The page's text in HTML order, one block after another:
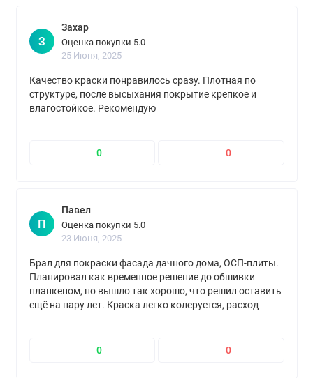
З
Захар
Оценка покупки 5.0
25 Июня, 2025
Качество краски понравилось сразу. Плотная по
структуре, после высыхания покрытие крепкое и
влагостойкое. Рекомендую
0 0
П
Павел
Оценка покупки 5.0
23 Июня, 2025
Брал для покраски фасада дачного дома, ОСП-плиты.
Планировал как временное решение до обшивки
планкеном, но вышло так хорошо, что решил оставить
ещё на пару лет. Краска легко колеруется, расход
0
0